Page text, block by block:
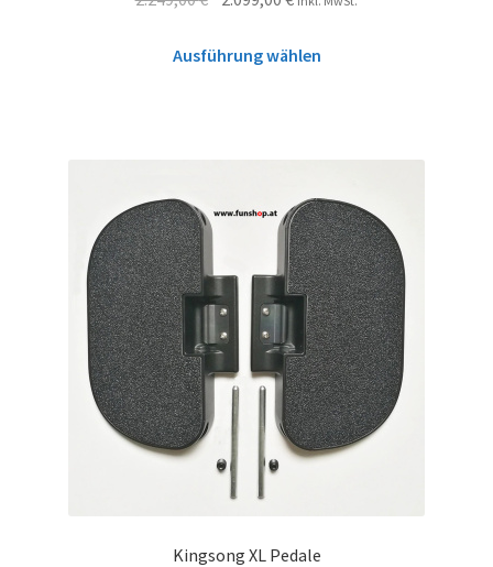
Ausführung wählen
Kingsong XL Pedale